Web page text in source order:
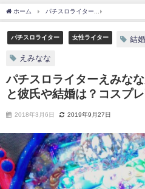
ホーム パチスロライター
パチスロライター 女性ライター 結婚
えみなな
パチスロライターえみな
と彼氏や結婚は？コスプレ
2018年3月6日 2019年9月27日